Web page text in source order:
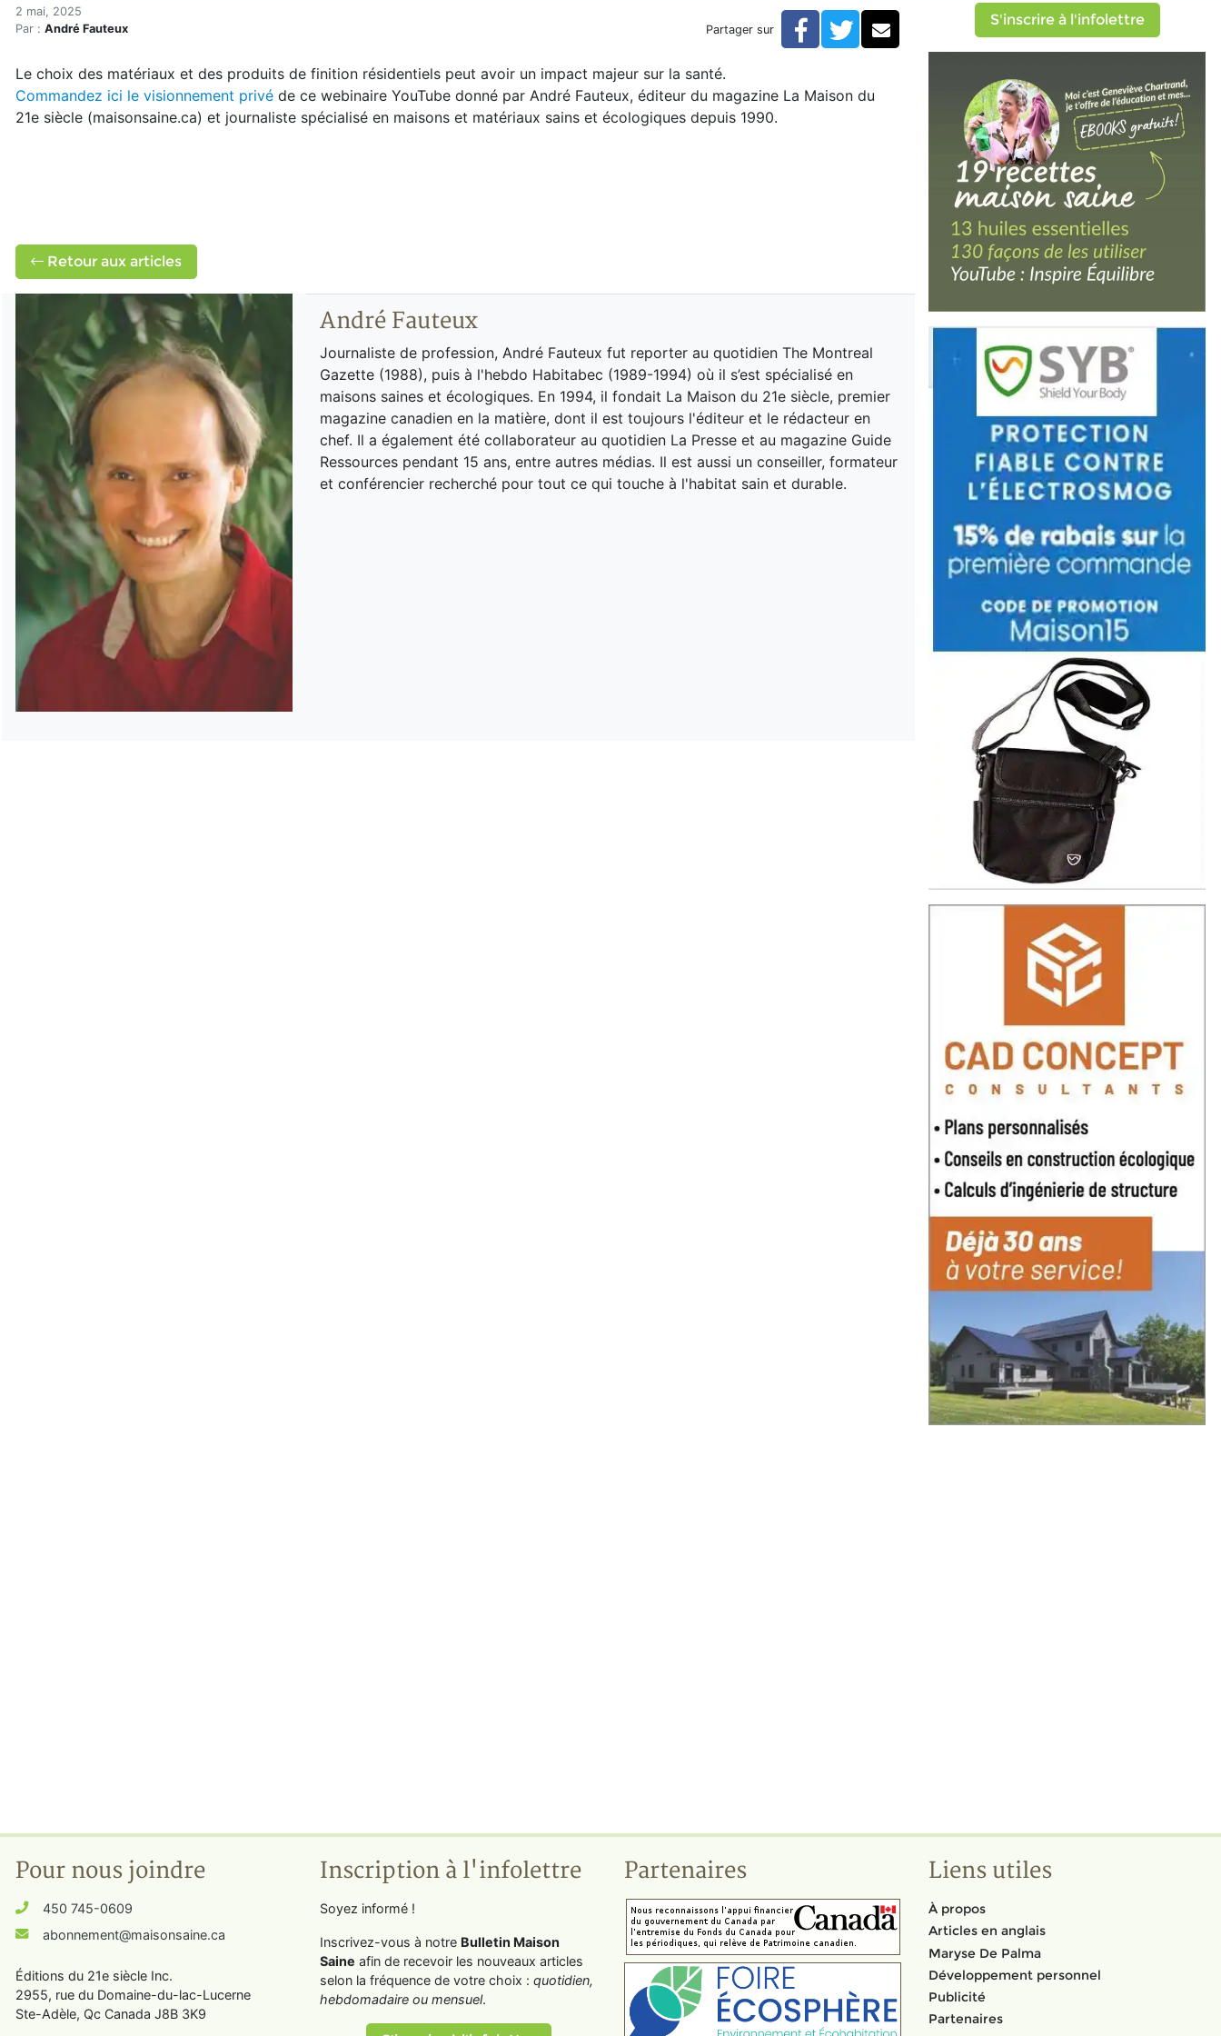
Accueil
Articles
Webinaire sur les matériaux sains
Webinaire sur les matériaux sains
2 mai, 2025
Par : André Fauteux Partager sur Facebook
TwitterCourriel
Le choix des matériaux et des produits de finition résidentiels peut avoir un impact majeur sur la santé.
Commandez ici le visionnement privé de ce webinaire YouTube donné par André Fauteux, éditeur du magazine La Maison du
21e siècle (maisonsaine.ca) et journaliste spécialisé en maisons et matériaux sains et écologiques depuis 1990.
Retour aux articles
André Fauteux
Journaliste de profession, André Fauteux fut reporter au quotidien The Montreal
Gazette (1988), puis à l'hebdo Habitabec (1989-1994) où il s’est spécialisé en
maisons saines et écologiques. En 1994, il fondait La Maison du 21e siècle, premier
magazine canadien en la matière, dont il est toujours l'éditeur et le rédacteur en
chef. Il a également été collaborateur au quotidien La Presse et au magazine Guide
Ressources pendant 15 ans, entre autres médias. Il est aussi un conseiller, formateur
et conférencier recherché pour tout ce qui touche à l'habitat sain et durable.
S'inscrire à l'infolettre
Pour nous joindre
450 745-0609
abonnement@maisonsaine.ca
Éditions du 21e siècle Inc.
2955, rue du Domaine-du-lac-Lucerne
Ste-Adèle, Qc Canada J8B 3K9
Inscription à l'infolettre
Soyez informé !
Inscrivez-vous à notre Bulletin Maison
Saine afin de recevoir les nouveaux articles
selon la fréquence de votre choix : quotidien,
hebdomadaire ou mensuel.
Partenaires Liens utiles
À propos
Articles en anglais
Maryse De Palma
Développement personnel
Publicité
Partenaires